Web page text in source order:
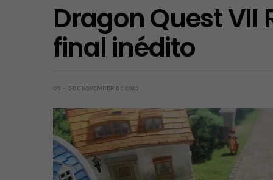
Dragon Quest
final inédito
OS 5 DE NOVEMBER DE 2025